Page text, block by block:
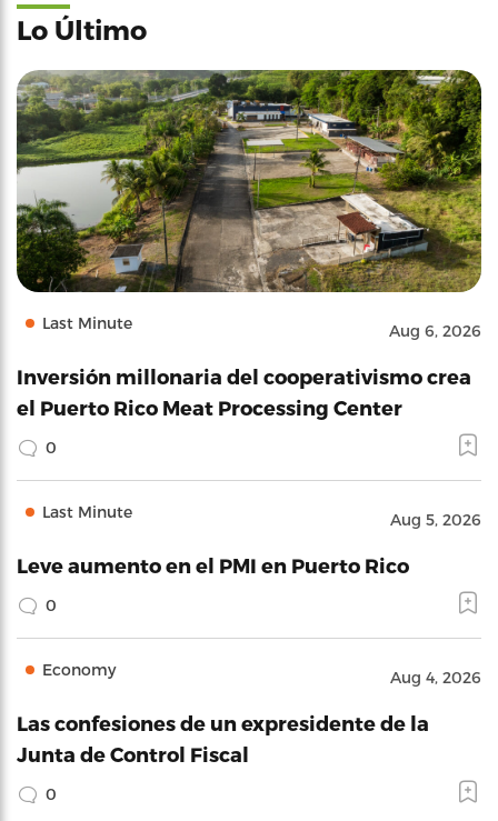
Lo Último
Last Minute Aug 6, 2026
Inversión millonaria del cooperativismo crea
el Puerto Rico Meat Processing Center
0
Last Minute Aug 5, 2026
Leve aumento en el PMI en Puerto Rico
0
Economy Aug 4, 2026
Las confesiones de un expresidente de la
Junta de Control Fiscal
0